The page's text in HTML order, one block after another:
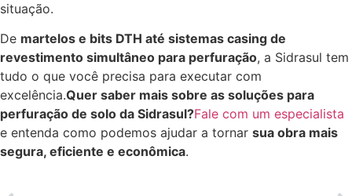
situação.
De martelos e bits DTH até sistemas casing de
revestimento simultâneo para perfuração, a Sidrasul tem
tudo o que você precisa para executar com
excelência.Quer saber mais sobre as soluções para
perfuração de solo da Sidrasul?Fale com um especialista
e entenda como podemos ajudar a tornar sua obra mais
segura, eficiente e econômica.